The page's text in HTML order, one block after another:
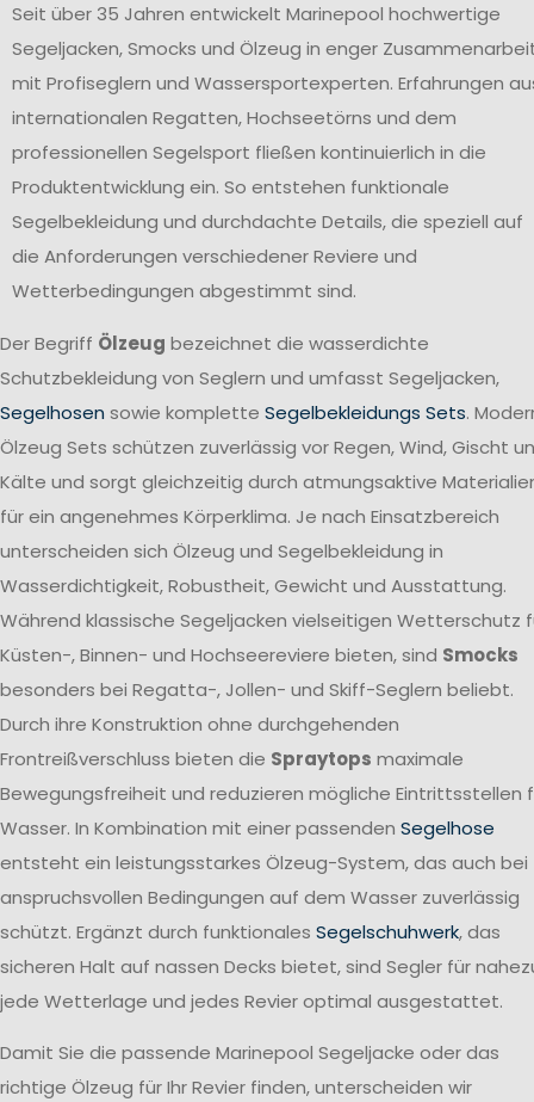
Seit über 35 Jahren entwickelt Marinepool hochwertige
Segeljacken, Smocks und Ölzeug in enger
mit Profiseglern und Wassersportexperten. Erfahrungen
internationalen Regatten, Hochseetörns und dem
professionellen Segelsport fließen kontinuierlich in die
Produktentwicklung ein. So entstehen funktionale
Segelbekleidung und durchdachte Details, die speziell auf
die Anforderungen verschiedener Reviere und
Wetterbedingungen abgestimmt sind.
Der Begriff Ölzeug bezeichnet die wasserdichte
Schutzbekleidung von Seglern und umfasst Segeljacken,
Segelhosen sowie komplette Segelbekleidungs Sets.
Ölzeug Sets schützen zuverlässig vor Regen, Wind, Gischt
Kälte und sorgt gleichzeitig durch atmungsaktive
für ein angenehmes Körperklima. Je nach Einsatzbereich
unterscheiden sich Ölzeug und Segelbekleidung in
Wasserdichtigkeit, Robustheit, Gewicht und Ausstattung.
Während klassische Segeljacken vielseitigen Wetterschutz
Küsten-, Binnen- und Hochseereviere bieten, sind Smocks
besonders bei Regatta-, Jollen- und Skiff-Seglern beliebt.
Durch ihre Konstruktion ohne durchgehenden
Frontreißverschluss bieten die Spraytops maximale
Bewegungsfreiheit und reduzieren mögliche Eintrittsstellen
Wasser. In Kombination mit einer passenden Segelhose
entsteht ein leistungsstarkes Ölzeug-System, das auch bei
anspruchsvollen Bedingungen auf dem Wasser zuverlässig
schützt. Ergänzt durch funktionales Segelschuhwerk, das
sicheren Halt auf nassen Decks bietet, sind Segler für
jede Wetterlage und jedes Revier optimal ausgestattet.
Damit Sie die passende Marinepool Segeljacke oder das
richtige Ölzeug für Ihr Revier finden, unterscheiden wir